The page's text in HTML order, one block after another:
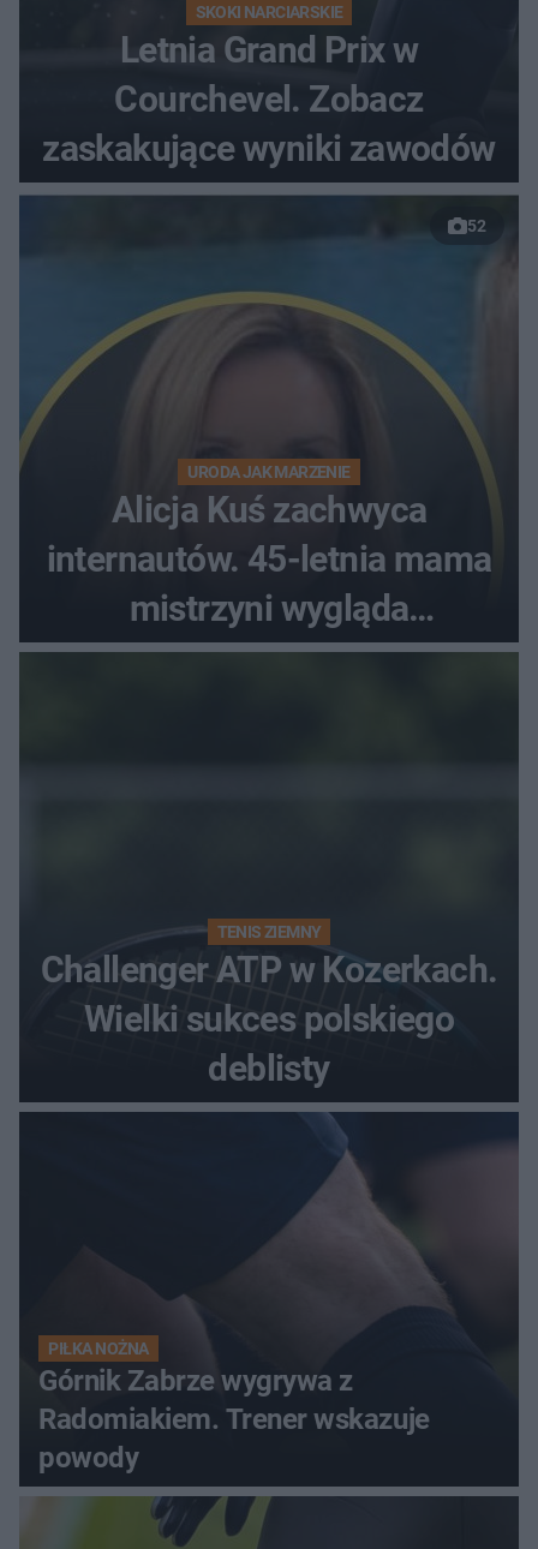
SKOKI NARCIARSKIE
Letnia Grand Prix w
Courchevel. Zobacz
zaskakujące wyniki zawodów
52
URODA JAK MARZENIE
Alicja Kuś zachwyca
internautów. 45-letnia mama
mistrzyni wygląda
zjawiskowo
TENIS ZIEMNY
Challenger ATP w Kozerkach.
Wielki sukces polskiego
deblisty
PIŁKA NOŻNA
Górnik Zabrze wygrywa z
Radomiakiem. Trener wskazuje
powody